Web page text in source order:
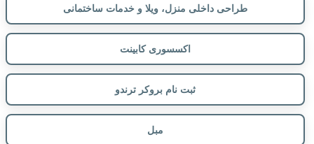
طراحی داخلی منزل، ویلا و خدمات ساختمانی
اکسسوری کابینت
ثبت نام بروکر ترندو
مبل